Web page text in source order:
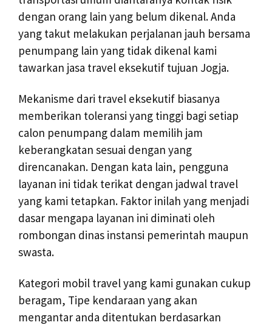
dengan orang lain yang belum dikenal. Anda
yang takut melakukan perjalanan jauh bersama
penumpang lain yang tidak dikenal kami
tawarkan jasa travel eksekutif tujuan Jogja.
Mekanisme dari travel eksekutif biasanya
memberikan toleransi yang tinggi bagi setiap
calon penumpang dalam memilih jam
keberangkatan sesuai dengan yang
direncanakan. Dengan kata lain, pengguna
layanan ini tidak terikat dengan jadwal travel
yang kami tetapkan. Faktor inilah yang menjadi
dasar mengapa layanan ini diminati oleh
rombongan dinas instansi pemerintah maupun
swasta.
Kategori mobil travel yang kami gunakan cukup
beragam, Tipe kendaraan yang akan
mengantar anda ditentukan berdasarkan